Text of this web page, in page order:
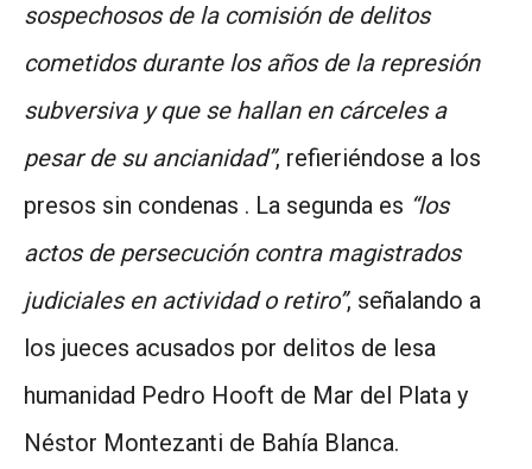
sospechosos de la comisión de delitos
cometidos durante los años de la represión
subversiva y que se hallan en cárceles a
pesar de su ancianidad”, refieriéndose a los
presos sin condenas . La segunda es “los
actos de persecución contra magistrados
judiciales en actividad o retiro”, señalando a
los jueces acusados por delitos de lesa
humanidad Pedro Hooft de Mar del Plata y
Néstor Montezanti de Bahía Blanca.